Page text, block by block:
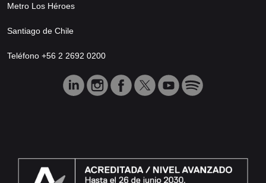
Metro Los Héroes
Santiago de Chile
Teléfono +56 2 2692 0200